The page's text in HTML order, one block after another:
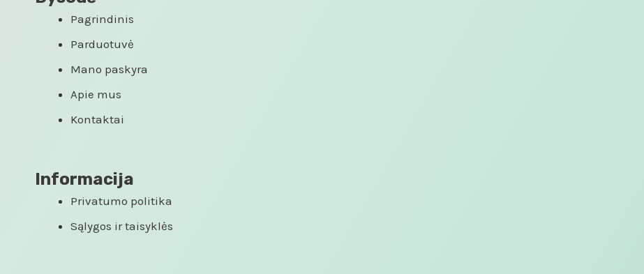
Pagrindinis
Parduotuvė
Mano paskyra
Apie mus
Kontaktai
Informacija
Privatumo politika
Sąlygos ir taisyklės